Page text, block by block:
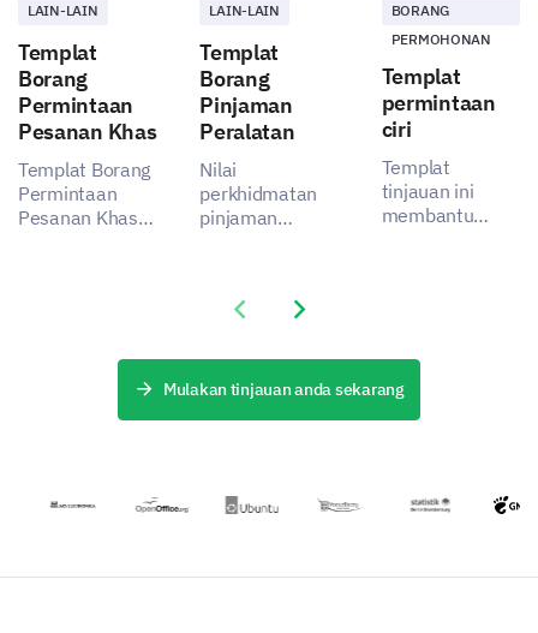
would impact the overall product?
Significantly improve
Moderately improve
Slightly improve
No change
LAIN-LAIN
Templat
Borang
Permintaan
Pesanan Khas
Templat Borang
Permintaan
Pesanan Khas
pesanan khas
LAIN-LAIN
Templat
Borang
Pinjaman
Peralatan
Nilai
perkhidmatan
pinjaman
komprehensif
membantu
anda
maklum balas
tindakan.
BORANG
PERMOHONAN
Templat
permintaan
ciri
Templat
tinjauan ini
membantu
maklum balas
pengguna.
Previous slide
Next slide
Mulakan tinjauan anda sekarang